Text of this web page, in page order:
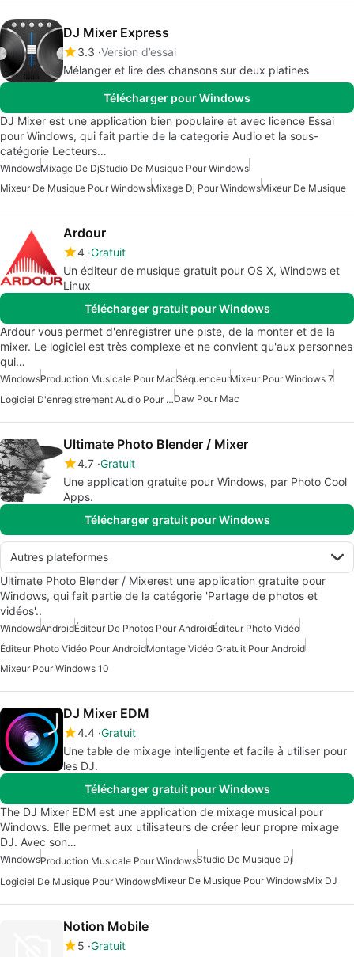
DJ Mixer Express
3.3 Version d’essai
Mélanger et lire des chansons sur deux platines
Télécharger pour Windows
DJ Mixer est une application bien populaire et avec licence Essai
pour Windows, qui fait partie de la categorie Audio et la sous-
catégorie Lecteurs…
WindowsMixage De DjStudio De Musique Pour Windows
Mixeur De Musique Pour WindowsMixage Dj Pour WindowsMixeur De Musique
Ardour
4 Gratuit
Un éditeur de musique gratuit pour OS X, Windows et
Linux
Télécharger gratuit pour Windows
Ardour vous permet d'enregistrer une piste, de la monter et de la
mixer. Le logiciel est très complexe et ne convient qu'aux personnes
qui…
WindowsProduction Musicale Pour MacSéquenceurMixeur Pour Windows 7
Logiciel D'enregistrement Audio Pour MacDaw Pour Mac
Ultimate Photo Blender / Mixer
4.7 Gratuit
Une application gratuite pour Windows, par Photo Cool
Apps.
Télécharger gratuit pour Windows
Autres plateformes
Ultimate Photo Blender / Mixerest une application gratuite pour
Windows, qui fait partie de la catégorie 'Partage de photos et
vidéos'..
WindowsAndroidÉditeur De Photos Pour AndroidÉditeur Photo Vidéo
Éditeur Photo Vidéo Pour AndroidMontage Vidéo Gratuit Pour Android
Mixeur Pour Windows 10
DJ Mixer EDM
4.4 Gratuit
Une table de mixage intelligente et facile à utiliser pour
les DJ.
Télécharger gratuit pour Windows
The DJ Mixer EDM est une application de mixage musical pour
Windows. Elle permet aux utilisateurs de créer leur propre mixage
DJ. Avec son…
WindowsProduction Musicale Pour WindowsStudio De Musique Dj
Logiciel De Musique Pour WindowsMixeur De Musique Pour WindowsMix DJ
Notion Mobile
5 Gratuit